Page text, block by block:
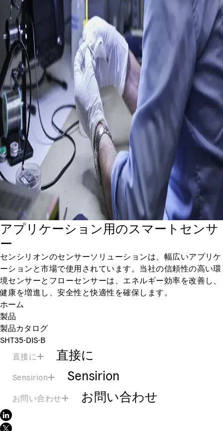
アプリケーション用のスマートセンサ
ー
センシリオンのセンサーソリューションは、幅広いアプリケ
ーションと市場で使用されています。当社の信頼性の高い環
境センサーとフローセンサーは、エネルギー効率を改善し、
健康を増進し、安全性と快適性を確保します。
ホーム
製品
製品カタログ
SHT35-DIS-B
直接に
直接に
Sensirion Sensirion
お問い合わせ お問い合わせ